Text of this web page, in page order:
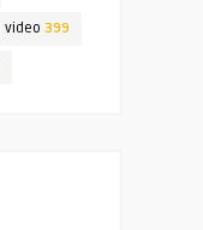
video 399